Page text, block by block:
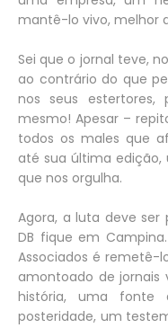
mantê-lo vivo, melhor
Sei que o jornal teve,
ao contrário do que
nos seus estertores,
mesmo! Apesar –
todos os males que
até sua última edição,
que nos orgulha.
Agora, a luta deve
DB fique em
Associados é remetê-
amontoado de jornais
história, uma fonte
posteridade, um